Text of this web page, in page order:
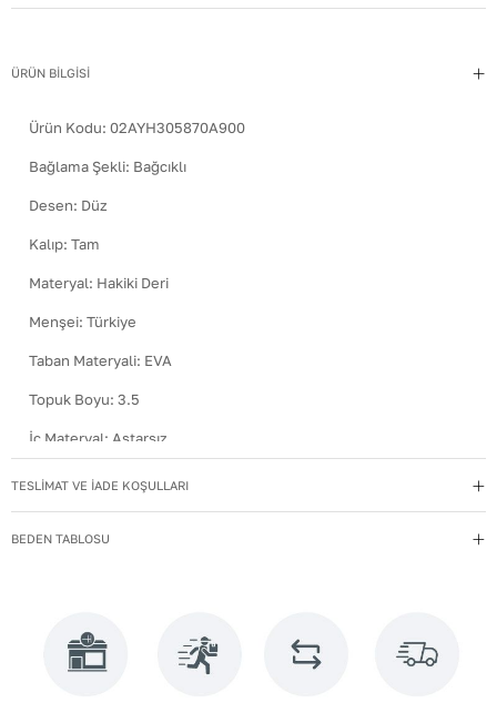
ÜRÜN BİLGİSİ
Ürün Kodu: 02AYH305870A900
Bağlama Şekli: Bağcıklı
Desen: Düz
Kalıp: Tam
Materyal: Hakiki Deri
Menşei: Türkiye
Taban Materyali: EVA
Topuk Boyu: 3.5
İç Materyal: Astarsız
Kullanım Talimatı: Direkt güneş ışığından ve ısı kaynaklarından
Yıkama Talimatı
Deri Cinsi:Dana Deri
TESLİMAT VE İADE KOŞULLARI
BEDEN TABLOSU